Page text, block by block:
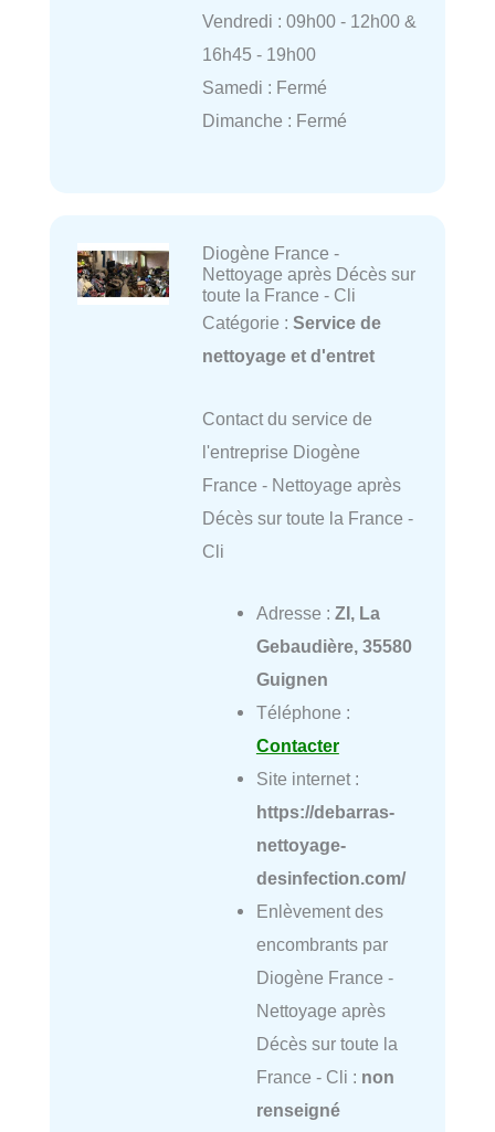
Vendredi : 09h00 - 12h00 &
16h45 - 19h00
Samedi : Fermé
Dimanche : Fermé
Diogène France -
Nettoyage après Décès sur
toute la France - Cli
Catégorie : Service de
nettoyage et d'entret
Contact du service de
l'entreprise Diogène
France - Nettoyage après
Décès sur toute la France -
Cli
Adresse : ZI, La
Gebaudière, 35580
Guignen
Téléphone :
Contacter
Site internet :
https://debarras-
nettoyage-
desinfection.com/
Enlèvement des
encombrants par
Diogène France -
Nettoyage après
Décès sur toute la
France - Cli : non
renseigné